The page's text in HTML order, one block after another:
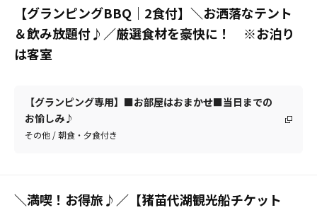
【グランピングBBQ｜2食付】＼お洒落なテント
＆飲み放題付♪／厳選食材を豪快に！ ※お泊り
は客室
【グランピング専用】■お部屋はおまかせ■当日までの
お愉しみ♪
その他 / 朝食・夕食付き
＼満喫！お得旅♪／【猪苗代湖観光船チケット